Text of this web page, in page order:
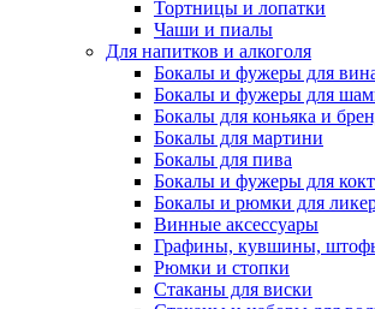
Тортницы и лопатки
Чаши и пиалы
Для напитков и алкоголя
Бокалы и фужеры для
Бокалы и фужеры для
Бокалы для коньяка и
Бокалы для мартини
Бокалы для пива
Бокалы и фужеры для
Бокалы и рюмки для
Винные аксессуары
Графины, кувшины,
Рюмки и стопки
Стаканы для виски